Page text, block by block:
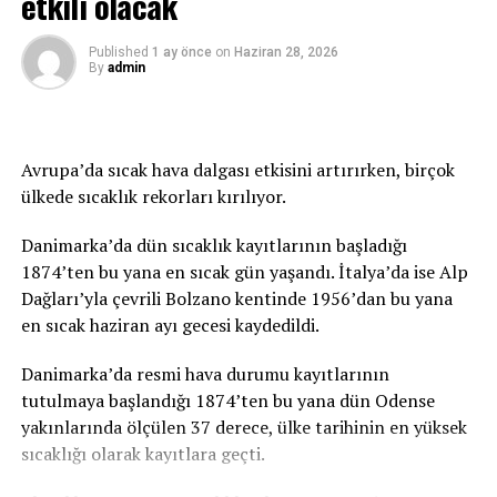
Avustralya’da uçakta “örümcek” paniği
Published 1 ay önce on Haziran 28, 2026
By admin
Avrupa’da sıcak hava dalgası etkisini artırırken, birçok
ülkede sıcaklık rekorları kırılıyor.
Danimarka’da dün sıcaklık kayıtlarının başladığı
1874’ten bu yana en sıcak gün yaşandı. İtalya’da ise Alp
Dağları’yla çevrili Bolzano kentinde 1956’dan bu yana
en sıcak haziran ayı gecesi kaydedildi.
Danimarka’da resmi hava durumu kayıtlarının
tutulmaya başlandığı 1874’ten bu yana dün Odense
yakınlarında ölçülen 37 derece, ülke tarihinin en yüksek
sıcaklığı olarak kayıtlara geçti.